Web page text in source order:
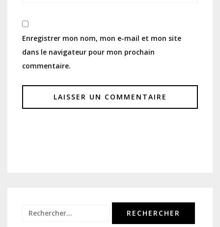
Enregistrer mon nom, mon e-mail et mon site
dans le navigateur pour mon prochain
commentaire.
Rechercher :